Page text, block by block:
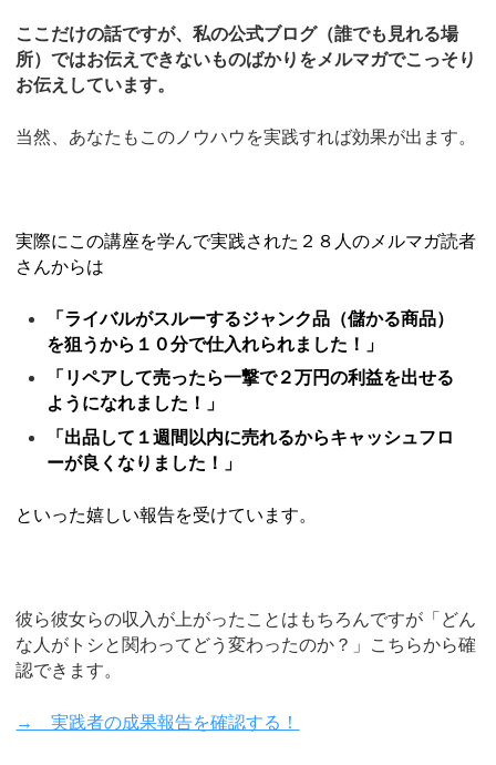
ここだけの話ですが、私の公式ブログ（誰でも見れる場
所）ではお伝えできないものばかりをメルマガでこっそり
お伝えしています。
当然、あなたもこのノウハウを実践すれば効果が出ます。
実際にこの講座を学んで実践された２８人のメルマガ読者
さんからは
「ライバルがスルーするジャンク品（儲かる商品）
を狙うから１０分で仕入れられました！」
「リペアして売ったら一撃で２万円の利益を出せる
ようになれました！」
「出品して１週間以内に売れるからキャッシュフロ
ーが良くなりました！」
といった嬉しい報告を受けています。
彼ら彼女らの収入が上がったことはもちろんですが「どん
な人がトシと関わってどう変わったのか？」こちらから確
認できます。
→ 実践者の成果報告を確認する！